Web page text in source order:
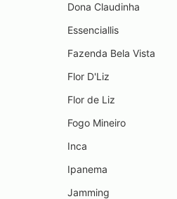
Dona Claudinha
Essenciallis
Fazenda Bela Vista
Flor D'Liz
Flor de Liz
Fogo Mineiro
Inca
Ipanema
Jamming